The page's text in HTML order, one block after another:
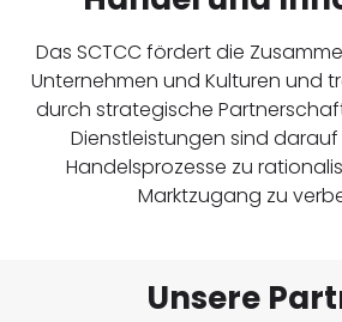
Das SCTCC fördert die
Unternehmen und Kulturen und
durch strategische
Dienstleistungen sind
Handelsprozesse zu
Marktzugang zu
Unsere